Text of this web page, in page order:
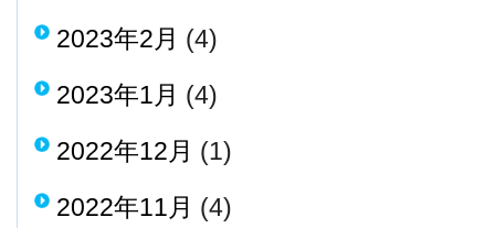
2023年2月 (4)
2023年1月 (4)
2022年12月 (1)
2022年11月 (4)